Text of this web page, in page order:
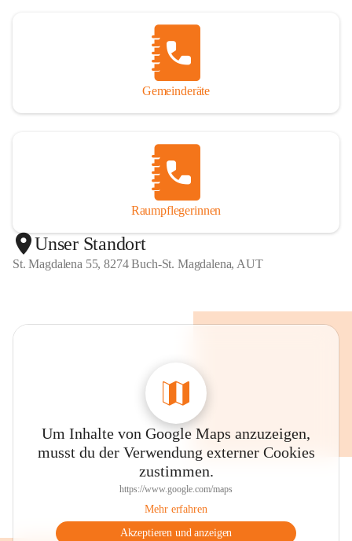
Gemeinderäte
Raumpflegerinnen
Unser Standort
St. Magdalena 55, 8274 Buch-St. Magdalena, AUT
Um Inhalte von Google Maps anzuzeigen,
musst du der Verwendung externer Cookies
zustimmen.
https://www.google.com/maps
Mehr erfahren
Akzeptieren und anzeigen